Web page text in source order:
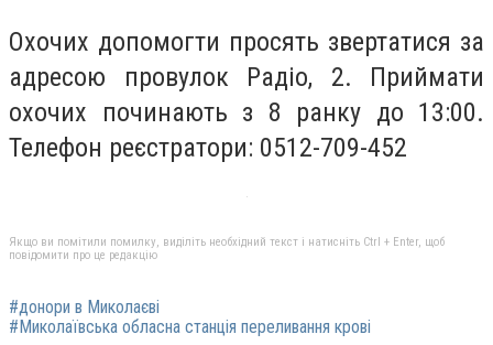
Охочих допомогти просять звертатися за
адресою провулок Радіо, 2. Приймати
охочих починають з 8 ранку до 13:00.
Телефон реєстратори: 0512-709-452
Якщо ви помітили помилку, виділіть необхідний текст і натисніть Ctrl + Enter, щоб
повідомити про це редакцію
#донори в Миколаєві
#Миколаївська обласна станція переливання крові